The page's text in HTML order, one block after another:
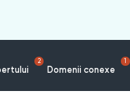
2
Domenii conexe
1